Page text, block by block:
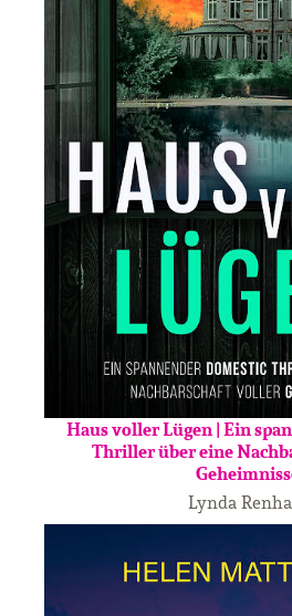
Haus voller Lügen | Ein
Thriller über eine
Lynda